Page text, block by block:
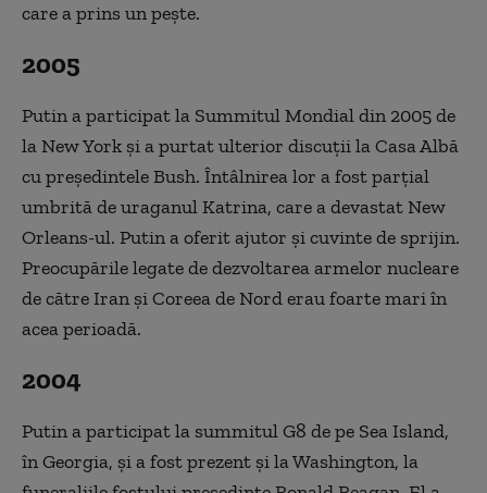
care a prins un peşte.
2005
Putin a participat la Summitul Mondial din 2005 de
la New York şi a purtat ulterior discuţii la Casa Albă
cu preşedintele Bush. Întâlnirea lor a fost parţial
umbrită de uraganul Katrina, care a devastat New
Orleans-ul. Putin a oferit ajutor şi cuvinte de sprijin.
Preocupările legate de dezvoltarea armelor nucleare
de către Iran şi Coreea de Nord erau foarte mari în
acea perioadă.
2004
Putin a participat la summitul G8 de pe Sea Island,
în Georgia, şi a fost prezent şi la Washington, la